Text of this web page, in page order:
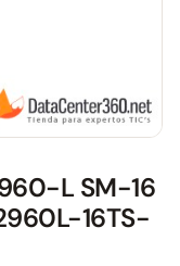
L SM-16
16TS-